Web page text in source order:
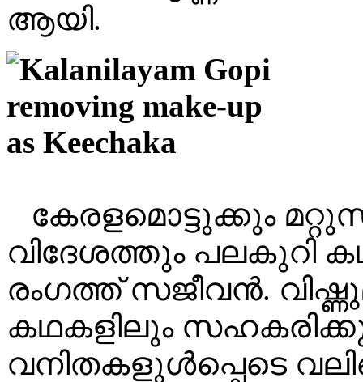
ആയി.
കേരളമൊട്ടുക്കും
വിദേശത്തും പലകുറി
രംഗത്ത് സജീവൻ.
കഥകളിലും
വനിതകളുൾപ്പെടെ